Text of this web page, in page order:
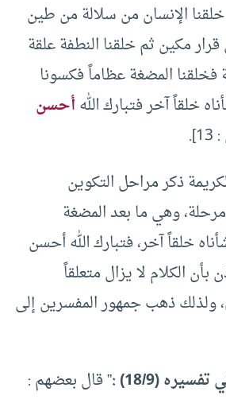
الإنسان من سلالة من طين
مكين ثم خلقنا النطفة علقة
فخلقنا المضغة عظاماً فكسونا
خلقاً آخر فتبارك اللهأحسن
ذكر مراحل التكوين
وهي ما بعد المضغة
خلقاً آخر، فتبارك الله أحسن
بأن الكلام لا يزال متعلقاً
ولذلك ذهب جمهور المفسرين إلى
تفسيره (18/9) :
” قال بعضهم :